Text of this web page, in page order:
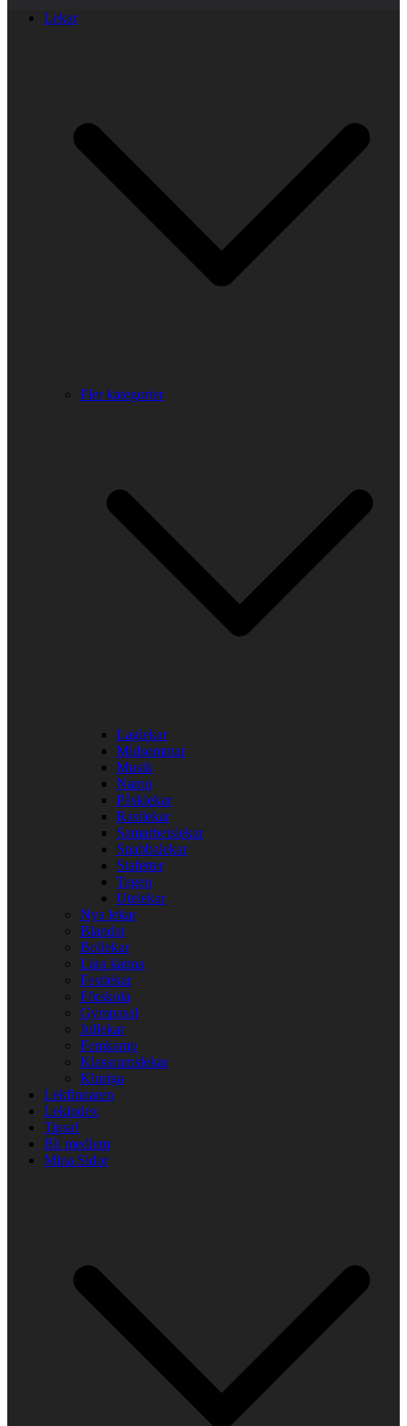
Lekar
Fler kategorier
Laglekar
Midsommar
Musik
Namn
Påsklekar
Rastlekar
Samarbetslekar
Snabbalekar
Stafetter
Tagen
Utelekar
Nya lekar
Blandat
Bollekar
Lära känna
Festlekar
Förskola
Gympasal
Jullekar
Femkamp
Klassrumslekar
Kluriga
Lekfinnaren
Lekindex
Tipsa!
Bli medlem
Mina Sidor